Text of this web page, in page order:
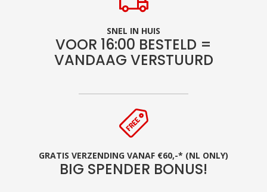
SNEL IN HUIS
VOOR 16:00 BESTELD =
VANDAAG VERSTUURD
GRATIS VERZENDING VANAF €60,-* (NL ONLY)
BIG SPENDER BONUS!